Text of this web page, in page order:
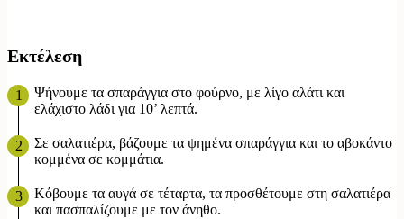
Εκτέλεση
Ψήνουμε τα σπαράγγια στο φούρνο, με λίγο αλάτι και
ελάχιστο λάδι για 10’ λεπτά.
Σε σαλατιέρα, βάζουμε τα ψημένα σπαράγγια και το αβοκάντο
κομμένα σε κομμάτια.
Κόβουμε τα αυγά σε τέταρτα, τα προσθέτουμε στη σαλατιέρα
και πασπαλίζουμε με τον άνηθο.